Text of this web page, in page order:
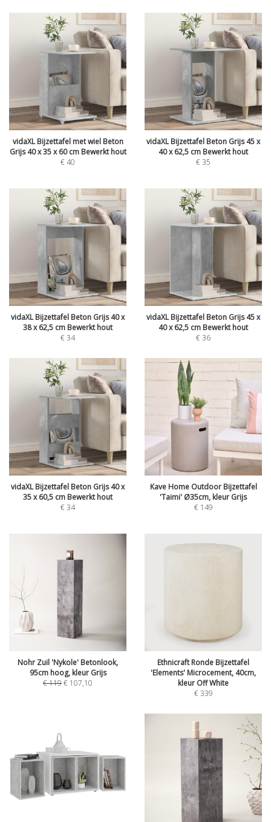
vidaXL Bijzettafel met wiel Beton
Grijs 40 x 35 x 60 cm Bewerkt hout
€40
vidaXL Bijzettafel Beton Grijs 45 x
40 x 62,5 cm Bewerkt hout
€35
vidaXL Bijzettafel Beton Grijs 40 x
38 x 62,5 cm Bewerkt hout
€34
vidaXL Bijzettafel Beton Grijs 45 x
40 x 62,5 cm Bewerkt hout
€36
vidaXL Bijzettafel Beton Grijs 40 x
35 x 60,5 cm Bewerkt hout
€34
Kave Home Outdoor Bijzettafel
'Taimi' Ø35cm, kleur Grijs
€ 149
Nohr Zuil 'Nykole' Betonlook,
95cm hoog, kleur Grijs
€119€ 107,10
Ethnicraft Ronde Bijzettafel
'Elements' Microcement, 40cm,
kleur Off White
€339